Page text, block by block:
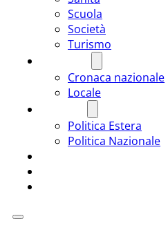
Scuola
Società
Turismo
Cronaca nazionale
Locale
Politica Estera
Politica Nazionale